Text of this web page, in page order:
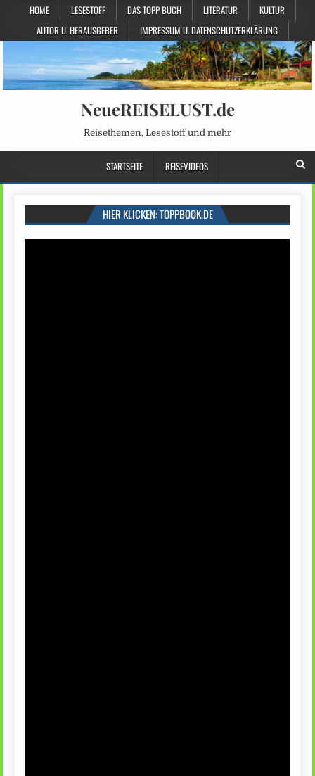
HOME LESESTOFF DAS TOPP BUCH LITERATUR
KULTUR
AUTOR U. HERAUSGEBER
IMPRESSUM U. DATENSCHUTZERKLÄRUNG
NeueREISELUST.de
Reisethemen, Lesestoff und mehr
STARTSEITE REISEVIDEOS
HIER KLICKEN: TOPPBOOK.DE